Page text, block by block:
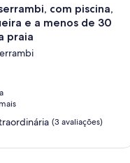
com piscina,
e a menos de 30
praia
(3 avaliações)